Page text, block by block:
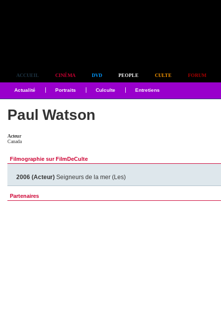
ACCUEIL CINÉMA DVD PEOPLE CULTE FORUM
Actualité Portraits Culculte Entretiens
Paul Watson
Acteur
Canada
Filmographie sur FilmDeCulte
2006 (Acteur) Seigneurs de la mer (Les)
Partenaires